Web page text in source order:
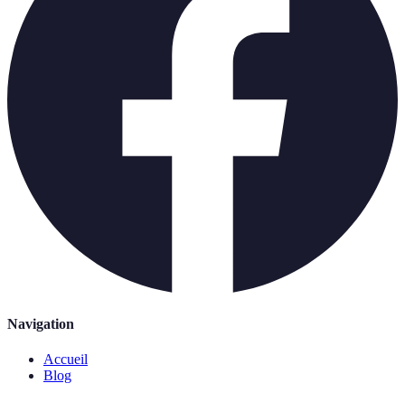
Navigation
Accueil
Blog